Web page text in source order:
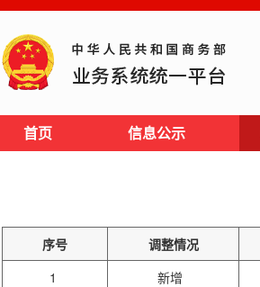
首页 信息公示
序号 调整情况
1
新增